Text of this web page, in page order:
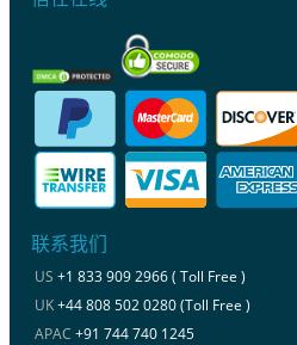
联系我们
US +1 833 909 2966 ( Toll Free )
UK+44 808 502 0280 (Toll Free )
APAC +91 744 740 1245